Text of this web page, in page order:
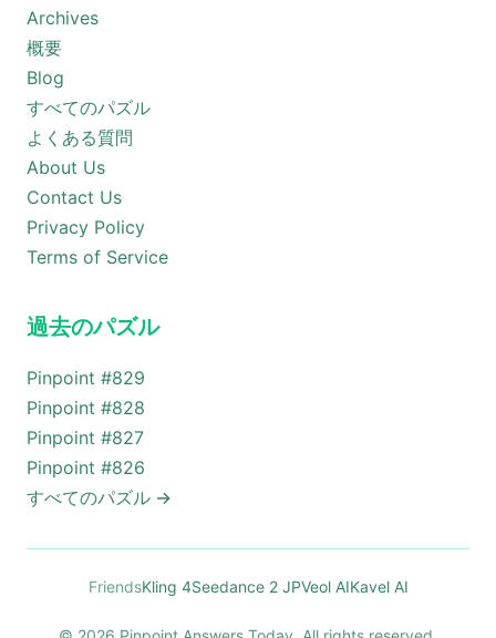
Archives
概要
Blog
すべてのパズル
よくある質問
About Us
Contact Us
Privacy Policy
Terms of Service
過去のパズル
Pinpoint #829
Pinpoint #828
Pinpoint #827
Pinpoint #826
すべてのパズル →
FriendsKling 4Seedance 2 JPVeol AIKavel AI